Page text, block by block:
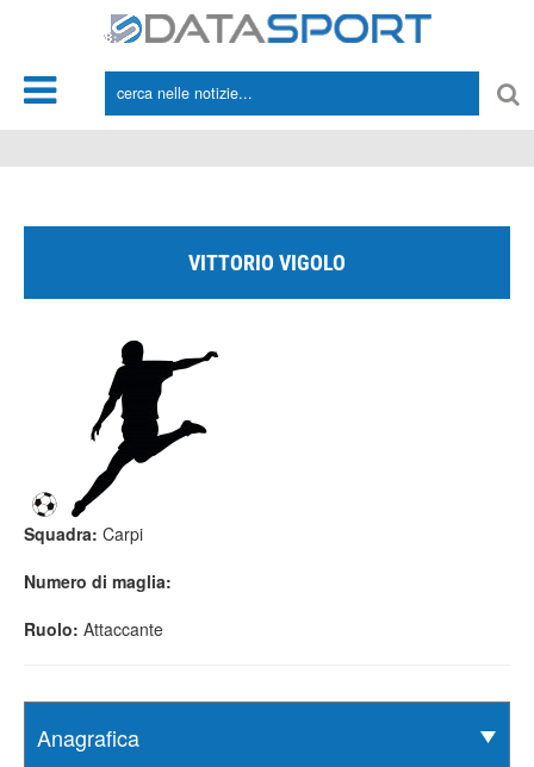
VITTORIO VIGOLO
Squadra: Carpi
Numero di maglia:
Ruolo: Attaccante